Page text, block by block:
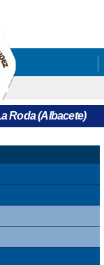
Roda (Albacete)
aquí